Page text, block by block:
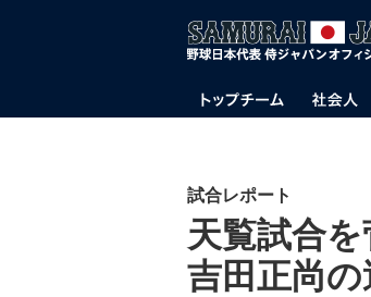
試合レポート
天覧試合
吉田正尚